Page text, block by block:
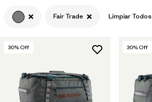
Filtrar por
Volume
Fair Trade Limpiar Todos
30% Off 30% Off